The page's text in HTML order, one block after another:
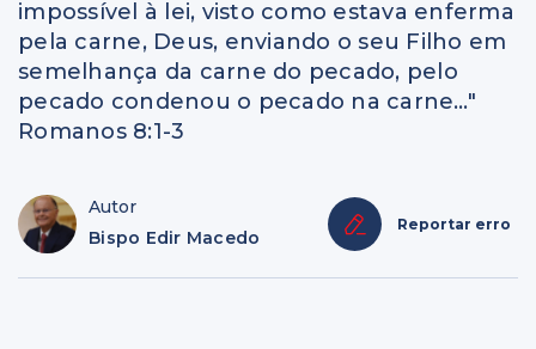
impossível à lei, visto como estava enferma
pela carne, Deus, enviando o seu Filho em
semelhança da carne do pecado, pelo
pecado condenou o pecado na carne…"
Romanos 8:1-3
Autor
Bispo Edir Macedo
Reportar erro